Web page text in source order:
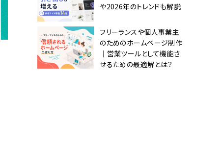
や2026年のトレンドも解説
フリーランスや個人事業主
のためのホームページ制作
｜営業ツールとして機能さ
せるための最適解とは？